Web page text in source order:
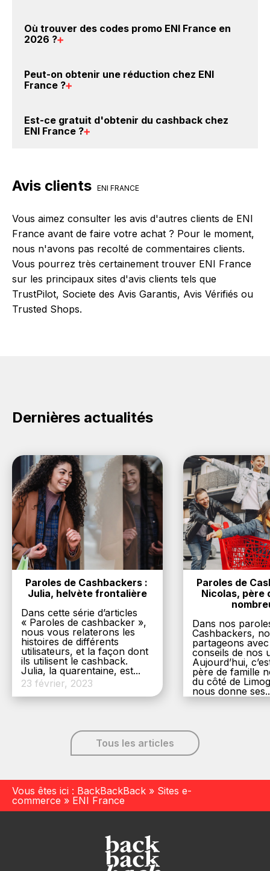
France : Créez votre compte sur BackBackBack et
dans votre cagnotte au plus tard 48h après votre
Où trouver des codes promo ENI France en
2026 ?
promo chez ENI France. Si descodes promo ENI
dans le paragraphe codes promo ENI France.
Peut-on obtenir une réduction chez ENI
France ?
crédités sur votre cagnotte BackBackBack lorsque
Est-ce gratuit d'obtenir du cashback chez
ENI France ?
cashback sur vos achats chez ENI France. Oui, c'est
Avis clients ENI FRANCE
Vous aimez consulter les avis d'autres clients de ENI
France avant de faire votre achat ? Pour le moment,
nous n'avons pas recolté de commentaires clients.
Vous pourrez très certainement trouver ENI France
sur les principaux sites d'avis clients tels que
TrustPilot, Societe des Avis Garantis, Avis Vérifiés ou
Trusted Shops.
Dernières actualités
Paroles de Cashbackers :
Julia, helvète frontalière
Dans cette série d’articles
« Paroles de cashbacker »,
nous vous relaterons les
histoires de différents
utilisateurs, et la façon dont
ils utilisent le cashback.
Julia, la quarentaine, est...
23 février, 2023
Paroles de
Nicolas, père
Dans nos
Cashbackers,
partageons
conseils de nos
Aujourd’hui,
père de famille
du côté de
nous donne
Tous les articles
Vous êtes ici : BackBackBack » Sites e-
commerce » ENI France